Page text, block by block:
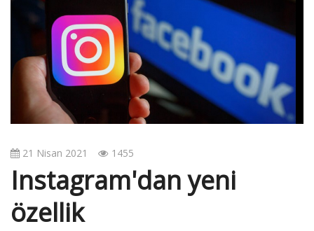
i
a
i
n
21 Nisan 2021 1455
Instagram'dan yeni
özellik